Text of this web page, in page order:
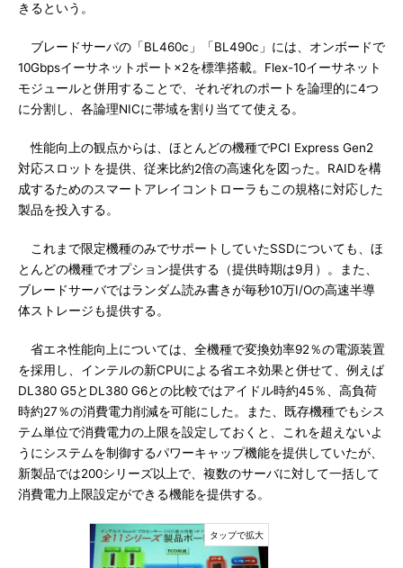
きるという。
ブレードサーバの「BL460c」「BL490c」には、オンボードで
10Gbpsイーサネットポート×2を標準搭載。Flex-10イーサネット
モジュールと併用することで、それぞれのポートを論理的に4つ
に分割し、各論理NICに帯域を割り当てて使える。
性能向上の観点からは、ほとんどの機種でPCI Express Gen2
対応スロットを提供、従来比約2倍の高速化を図った。RAIDを構
成するためのスマートアレイコントローラもこの規格に対応した
製品を投入する。
これまで限定機種のみでサポートしていたSSDについても、ほ
とんどの機種でオプション提供する（提供時期は9月）。また、
ブレードサーバではランダム読み書きが毎秒10万I/Oの高速半導
体ストレージも提供する。
省エネ性能向上については、全機種で変換効率92％の電源装置
を採用し、インテルの新CPUによる省エネ効果と併せて、例えば
DL380 G5とDL380 G6との比較ではアイドル時約45％、高負荷
時約27％の消費電力削減を可能にした。また、既存機種でもシス
テム単位で消費電力の上限を設定しておくと、これを超えないよ
うにシステムを制御するパワーキャップ機能を提供していたが、
新製品では200シリーズ以上で、複数のサーバに対して一括して
消費電力上限設定ができる機能を提供する。